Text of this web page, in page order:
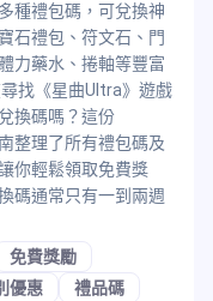
種禮包碼，可兌換神
石禮包、符文石、門
力藥水、捲軸等豐富
找《星曲Ultra》遊戲
換碼嗎？這份
整理了所有禮包碼及
你輕鬆領取免費獎
碼通常只有一到兩週
免費獎勵
優惠 禮品碼